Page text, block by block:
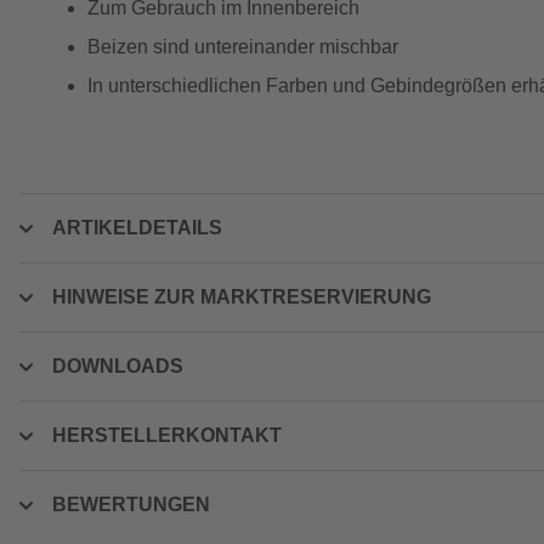
Zum Gebrauch im Innenbereich
Beizen sind untereinander mischbar
In unterschiedlichen Farben und Gebindegrößen
ARTIKELDETAILS
HINWEISE ZUR MARKTRESERVIERUNG
DOWNLOADS
HERSTELLERKONTAKT
BEWERTUNGEN